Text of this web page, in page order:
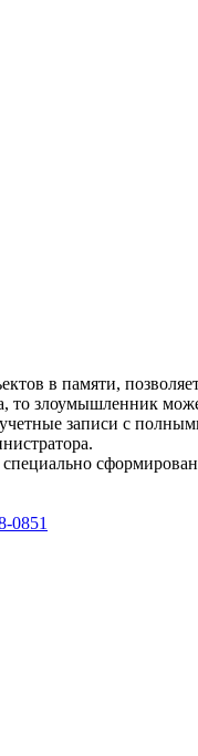
в памяти,
то злоумышленник
записи с
специально
0851